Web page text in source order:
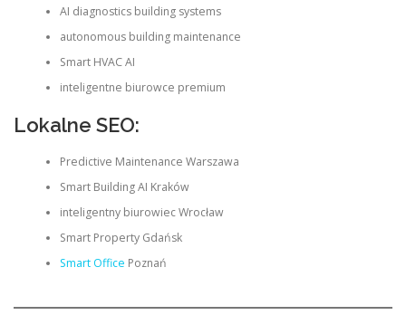
AI diagnostics building systems
autonomous building maintenance
Smart HVAC AI
inteligentne biurowce premium
Lokalne SEO:
Predictive Maintenance Warszawa
Smart Building AI Kraków
inteligentny biurowiec Wrocław
Smart Property Gdańsk
Smart Office Poznań